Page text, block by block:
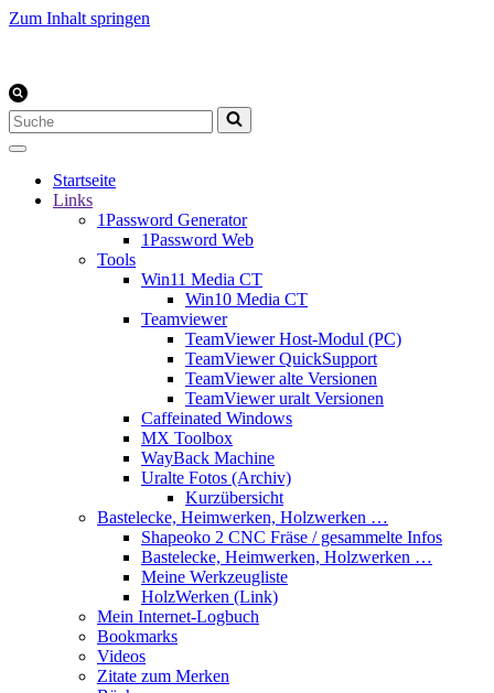
Zum Inhalt springen
Suchen
nach …
Startseite
Links
1Password Generator
1Password Web
Tools
Win11 Media CT
Win10 Media CT
Teamviewer
TeamViewer Host-Modul (PC)
TeamViewer QuickSupport
TeamViewer alte Versionen
TeamViewer uralt Versionen
Caffeinated Windows
MX Toolbox
WayBack Machine
Uralte Fotos (Archiv)
Kurzübersicht
Bastelecke, Heimwerken, Holzwerken …
Shapeoko 2 CNC Fräse / gesammelte Infos
Bastelecke, Heimwerken, Holzwerken …
Meine Werkzeugliste
HolzWerken (Link)
Mein Internet-Logbuch
Bookmarks
Videos
Zitate zum Merken